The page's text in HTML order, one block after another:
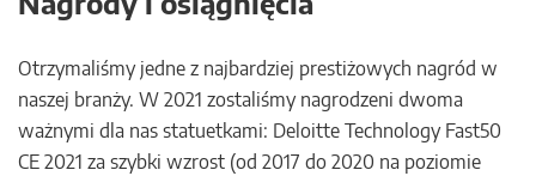
Otrzymaliśmy jedne z najbardziej prestiżowych nagród w
naszej branży. W 2021 zostaliśmy nagrodzeni dwoma
ważnymi dla nas statuetkami: Deloitte Technology Fast50
CE 2021 za szybki wzrost (od 2017 do 2020 na poziomie